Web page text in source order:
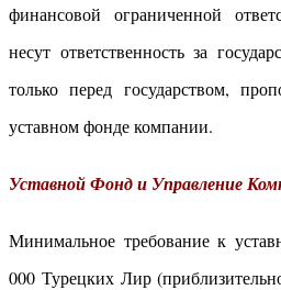
финансовой ограниченной
несут ответственность за
только перед государством,
уставном фонде компании.
Уставной Фонд и Управление
Минимальное требование к
000 Турецких Лир